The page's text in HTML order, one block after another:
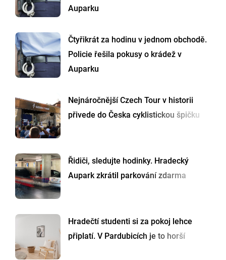
Auparku
Čtyřikrát za hodinu v jednom obchodě.
Policie řešila pokusy o krádež v
Auparku
Nejnáročnější Czech Tour v historii
přivede do Česka cyklistickou špičku
Řidiči, sledujte hodinky. Hradecký
Aupark zkrátil parkování zdarma
Hradečtí studenti si za pokoj lehce
připlatí. V Pardubicích je to horší